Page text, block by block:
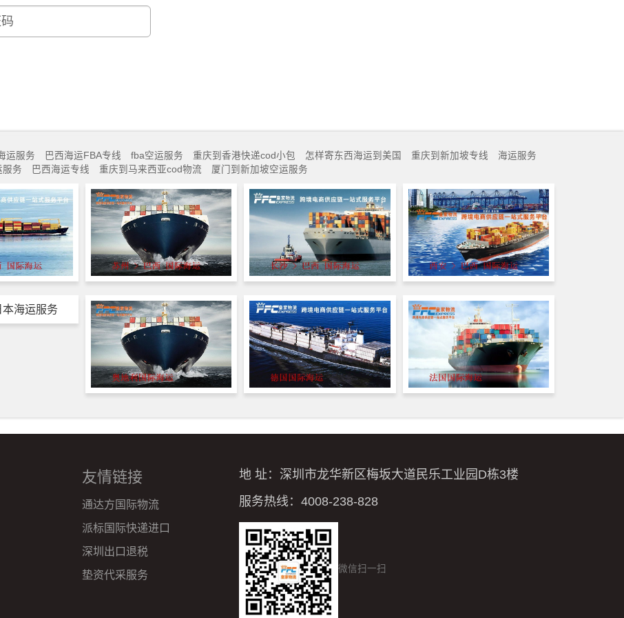
运服务 巴西海运FBA专线 fba空运服务 重庆到香港快递cod小包 怎样寄东西海运到美国 重庆到新加坡专线
海运服务
服务 巴西海运专线 重庆到马来西亚cod物流 厦门到新加坡空运服务
地 址：深圳市龙华新区梅坂大道民乐工业园D栋3楼
服务热线：4008-238-828
微信扫一扫
友情链接
通达方国际物流
派标国际快递进口
深圳出口退税
垫资代采服务